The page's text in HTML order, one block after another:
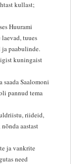
kullast;
Huurami
tuues
paabulinde.
kuningaist
Saalomoni
pannud tema
riideid,
aastast
ja vankrite
need